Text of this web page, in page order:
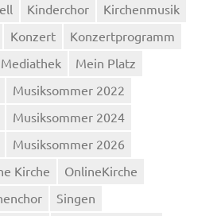
Kinderchor
Kirchenmusik
Konzert
Konzertprogramm
Mediathek
Mein Platz
Musiksommer 2022
Musiksommer 2024
Musiksommer 2026
Kirche
OnlineKirche
Singen